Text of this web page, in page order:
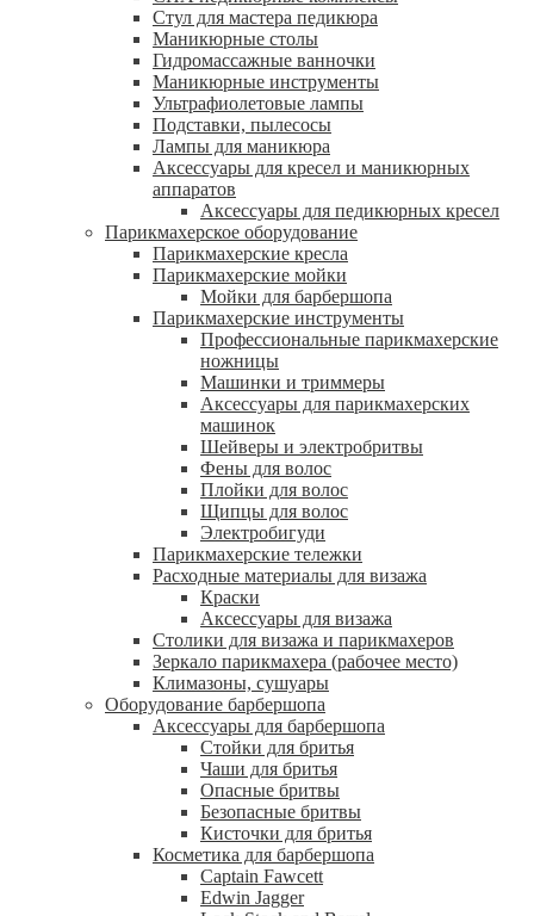
Стул для мастера педикюра
Маникюрные столы
Гидромассажные ванночки
Маникюрные инструменты
Ультрафиолетовые лампы
Подставки, пылесосы
Лампы для маникюра
Аксессуары для кресел и маникюрных
аппаратов
Аксессуары для педикюрных кресел
Парикмахерское оборудование
Парикмахерские кресла
Парикмахерские мойки
Мойки для барбершопа
Парикмахерские инструменты
Профессиональные парикмахерские
ножницы
Машинки и триммеры
Аксессуары для парикмахерских
машинок
Шейверы и электробритвы
Фены для волос
Плойки для волос
Щипцы для волос
Электробигуди
Парикмахерские тележки
Расходные материалы для визажа
Краски
Аксессуары для визажа
Столики для визажа и парикмахеров
Зеркало парикмахера (рабочее место)
Климазоны, сушуары
Оборудование барбершопа
Аксессуары для барбершопа
Стойки для бритья
Чаши для бритья
Опасные бритвы
Безопасные бритвы
Кисточки для бритья
Косметика для барбершопа
Captain Fawcett
Edwin Jagger